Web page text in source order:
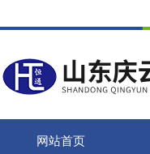
网站首页